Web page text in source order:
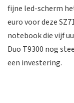
fijne led-scherm
euro voor deze
notebook die vijf
Duo T9300 nog
een investering.